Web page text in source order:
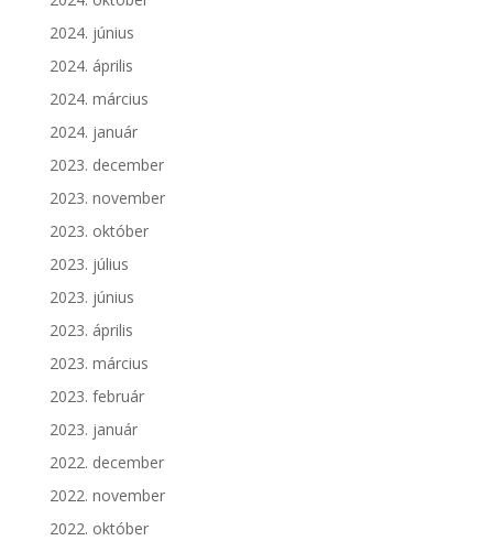
2024. június
2024. április
2024. március
2024. január
2023. december
2023. november
2023. október
2023. július
2023. június
2023. április
2023. március
2023. február
2023. január
2022. december
2022. november
2022. október